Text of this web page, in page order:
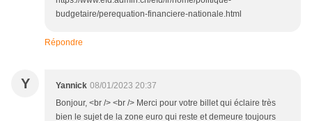
budgetaire/perequation-financiere-nationale.html
Répondre
Y Yannick 08/01/2023 20:37
Bonjour, <br /> <br /> Merci pour votre billet qui éclaire très
bien le sujet de la zone euro qui reste et demeure toujours